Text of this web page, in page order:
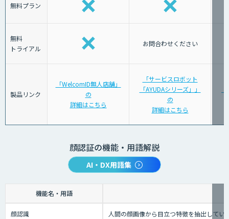
無料プラン
無料
トライアル
お問合わせください
製品リンク
「WelcomID無人店舗」
の
詳細はこちら
「サービスロボット
「AYUDAシリーズ」」
の
詳細はこちら
顔認証の機能・用語解説
AI・DX用語集
機能名・用語
顔認識 人間の顔画像から目立つ特徴を抽出して